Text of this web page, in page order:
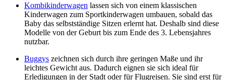
Kombikinderwagen lassen sich von einem klassischen
Kinderwagen zum Sportkinderwagen umbauen, sobald das
Baby das selbstständige Sitzen erlernt hat. Deshalb sind diese
Modelle von der Geburt bis zum Ende des 3. Lebensjahres
nutzbar.
Buggys zeichnen sich durch ihre geringen Maße und ihr
leichtes Gewicht aus. Dadurch eignen sie sich ideal für
Erledigungen in der Stadt oder für Flugreisen. Sie sind erst für